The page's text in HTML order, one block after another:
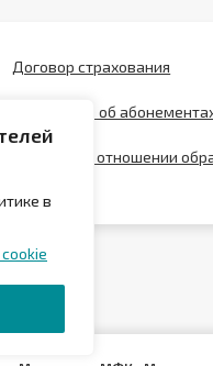
в
Договор страхования
Положение об
Политика в отношении